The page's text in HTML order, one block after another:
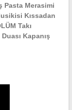
Pasta Merasimi
Kıssadan
Takı
Kapanış